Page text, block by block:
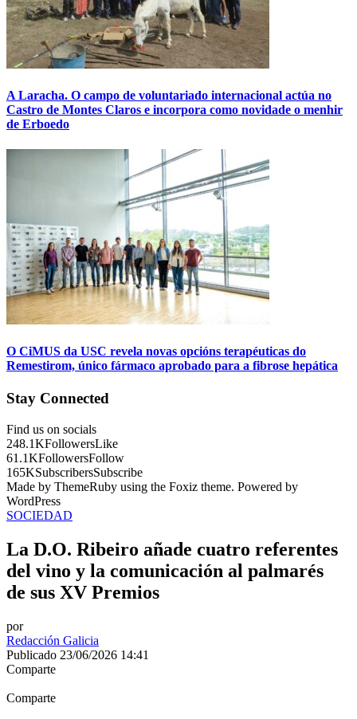
A Laracha. O campo de voluntariado internacional actúa no
Castro de Montes Claros e incorpora como novidade o menhir
de Erboedo
O CiMUS da USC revela novas opcións terapéuticas do
Remestirom, único fármaco aprobado para a fibrose hepática
Stay Connected
Find us on socials
248.1KFollowersLike
61.1KFollowersFollow
165KSubscribersSubscribe
Made by ThemeRuby using the Foxiz theme. Powered by
WordPress
SOCIEDAD
La D.O. Ribeiro añade cuatro referentes
del vino y la comunicación al palmarés
de sus XV Premios
por
Redacción Galicia
Publicado 23/06/2026 14:41
Comparte
Comparte